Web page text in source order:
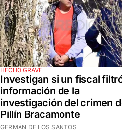
HECHO GRAVE
Investigan si un fiscal
información de la
investigación del crimen
Pillín Bracamonte
GERMÁN DE LOS SANTOS